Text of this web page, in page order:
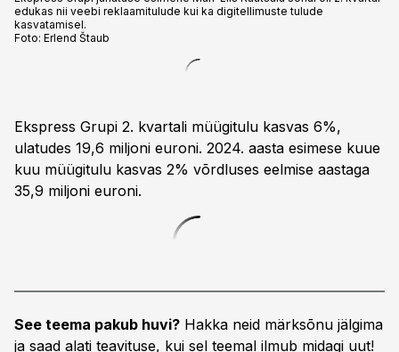
edukas nii veebi reklaamitulude kui ka digitellimuste tulude
kasvatamisel.
Foto: Erlend Štaub
Ekspress Grupi 2. kvartali müügitulu kasvas 6%,
ulatudes 19,6 miljoni euroni. 2024. aasta esimese kuue
kuu müügitulu kasvas 2% võrdluses eelmise aastaga
35,9 miljoni euroni.
See teema pakub huvi? Hakka neid märksõnu jälgima
ja saad alati teavituse, kui sel teemal ilmub midagi uut!